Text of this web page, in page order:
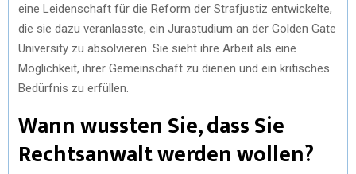
eine Leidenschaft für die Reform der Strafjustiz entwickelte,
die sie dazu veranlasste, ein Jurastudium an der Golden Gate
University zu absolvieren. Sie sieht ihre Arbeit als eine
Möglichkeit, ihrer Gemeinschaft zu dienen und ein kritisches
Bedürfnis zu erfüllen.
Wann wussten Sie, dass Sie
Rechtsanwalt werden wollen?